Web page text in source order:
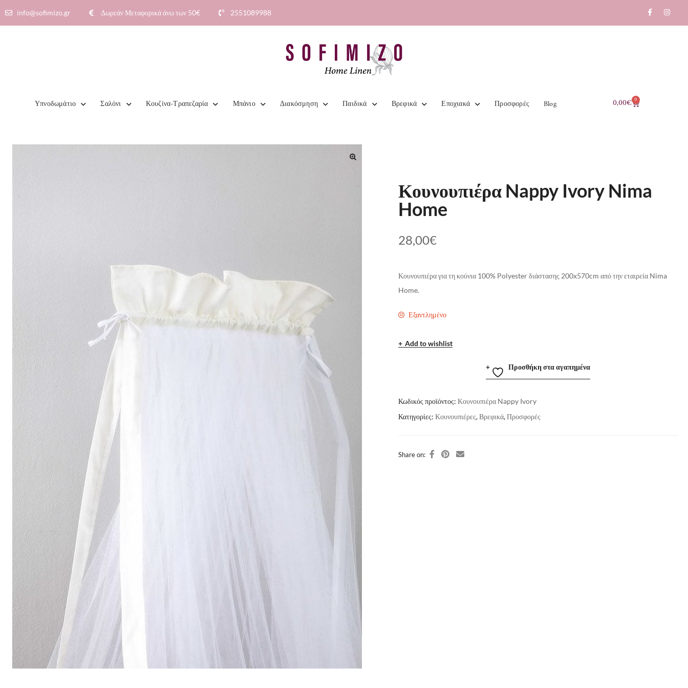
info@sofimizo.gr Δωρεάν Μεταφορικά άνω των 50€​ 2551089988
Υπνοδωμάτιο Σαλόνι Κουζίνα-Τραπεζαρία Μπάνιο Διακόσμηση Παιδικά Βρεφικά Εποχιακά Προσφορές Blog 0,00€ 0
Κουνουπιέρα Nappy Ivory Nima
Home
28,00€
Κουνουπιέρα για τη κούνια 100% Polyester διάστασης 200x570cm από την εταιρεία Nima
Home.
Εξαντλημένο
Add to wishlist
Προσθήκη στα αγαπημένα
Κωδικός προϊόντος: Κουνουπιέρα Nappy Ivory
Κατηγορίες: Κουνουπιέρες,Βρεφικά,Προσφορές
Share on: